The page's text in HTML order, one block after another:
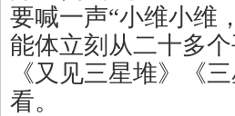
要喊一声“小维小维
能体立刻从二十多
《又见三星堆》《
看。